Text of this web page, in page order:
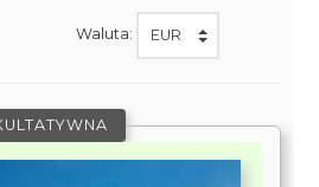
Waluta: